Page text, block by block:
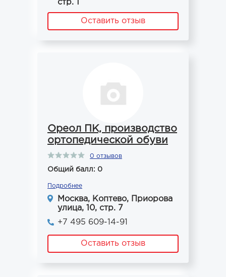
стр. 1
Оставить отзыв
Ореол ПК, производство
ортопедической обуви
0 отзывов
Общий балл: 0
Подробнее
Москва, Коптево, Приорова
улица, 10, стр. 7
+7 495 609-14-91
Оставить отзыв